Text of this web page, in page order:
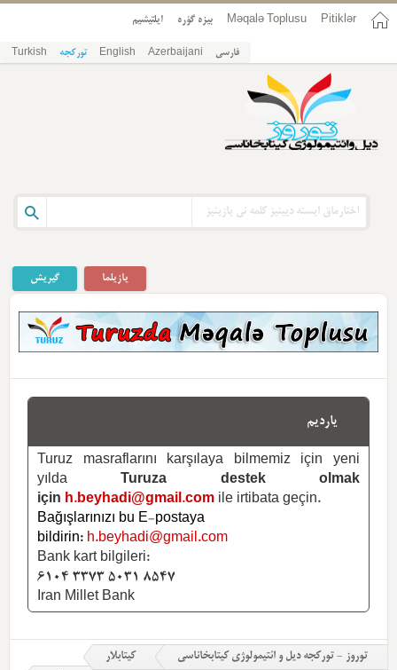
Pitiklər
Məqalə Toplusu بیزه گؤره ایلتیشیم
فارسی Azerbaijani
English تورکجه Turkish
گیریش یازیلما
یاردیم
Turuz masraflarını karşılaya bilmemiz için yeni
yılda
Turuza destek olmak
için h.beyhadi@gmail.com ile irtibata geçin.
Bağışlarınızı bu E-postaya
bildirin: h.beyhadi@gmail.com
Bank kart bilgileri:
6104 3373 5031 8547
Iran Millet Bank
توروز - تورکجه دیل و ائتیمولوژی کیتابخاناسی
کیتابلار